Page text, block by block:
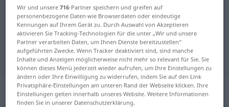
Deutsch-Polnisch Übersetzung für
"labil"
"labil" Polnisch Übersetzung
„labil“
Wir und unsere716-Partner speichern und greifen auf
personenbezogene Daten wie Browserdaten oder eindeutige
Kennungen auf Ihrem Gerät zu. Durch Auswahl von Akzeptieren
aktivieren Sie Tracking-Technologien für die unter „Wir und unsere
Partner verarbeiten Daten, um Ihnen Dienste bereitzustellen“
aufgeführten Zwecke. Wenn Tracker deaktiviert sind, sind manche
Inhalte und Anzeigen möglicherweise nicht mehr so relevant für Sie. Sie
können dieses Menü jederzeit wieder aufrufen, um Ihre Einstellungen zu
ändern oder Ihre Einwilligung zu widerrufen, indem Sie auf den Link
Privatsphäre-Einstellungen am unteren Rand der Webseite klicken. Ihre
Einstellungen gelten innerhalb unseres Website. Weitere Informationen
finden Sie in unserer Datenschutzerklärung.